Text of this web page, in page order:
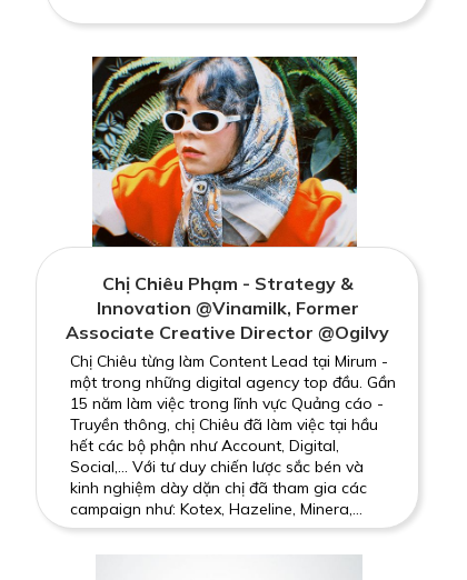
Chị Chiêu từng làm Content Lead tại Mirum -
một trong những digital agency top đầu. Gần
15 năm làm việc trong lĩnh vực Quảng cáo -
Truyền thông, chị Chiêu đã làm việc tại hầu
hết các bộ phận như Account, Digital,
Social,... Với tư duy chiến lược sắc bén và
kinh nghiệm dày dặn chị đã tham gia các
campaign như: Kotex, Hazeline, Minera,...
Chị Chiêu Phạm - Strategy &
Innovation @Vinamilk, Former
Associate Creative Director @Ogilvy